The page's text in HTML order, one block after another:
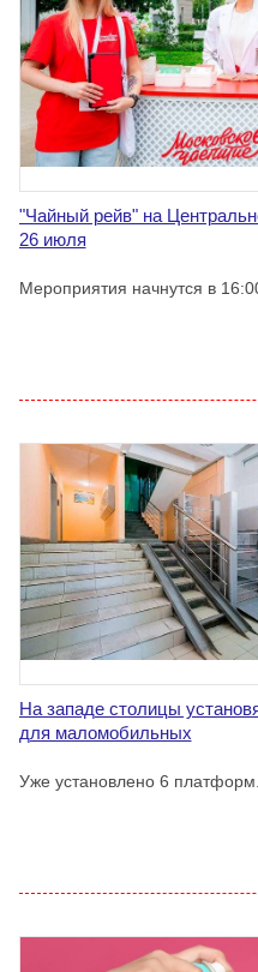
"Чайный рейв" на
26 июля
Мероприятия начнутся в
На западе столицы
для маломобильных
Уже установлено 6 платформ.